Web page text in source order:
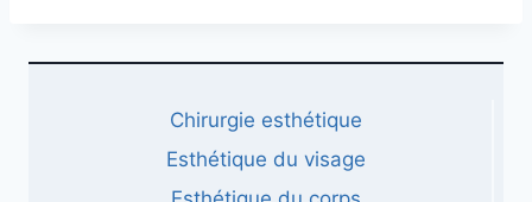
Chirurgie esthétique
Esthétique du visage